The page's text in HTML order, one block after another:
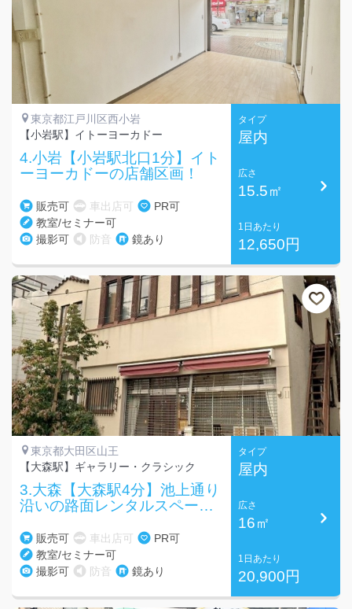
東京都江戸川区西小岩
【小岩駅】イトーヨーカドー
4.小岩【小岩駅北口1分】イト
ーヨーカドーの店舗区画！
販売可 車出店可
PR可
教室/セミナー可
撮影可
防音 鏡あり
タイプ
屋内
広さ
15.5㎡
1日あたり
12,650円
東京都大田区山王
【大森駅】ギャラリー・クラシック
3.大森【大森駅4分】池上通り
沿いの路面レンタルスペー
販売可 車出店可
PR可
教室/セミナー可
撮影可
防音 鏡あり
タイプ
屋内
広さ
16㎡
1日あたり
20,900円